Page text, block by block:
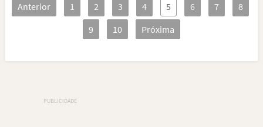
Anterior 1 2 3 4 5 6 7
8
9
10 Próxima